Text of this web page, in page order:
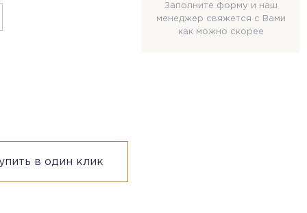
в один клик
Заполните форму и наш
менеджер свяжется с Вами
как можно скорее